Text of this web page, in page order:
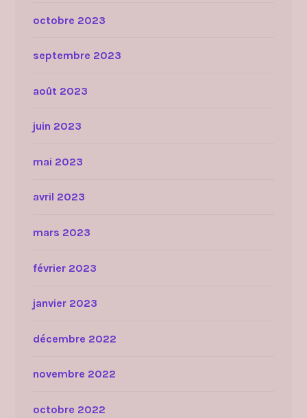
octobre 2023
septembre 2023
août 2023
juin 2023
mai 2023
avril 2023
mars 2023
février 2023
janvier 2023
décembre 2022
novembre 2022
octobre 2022